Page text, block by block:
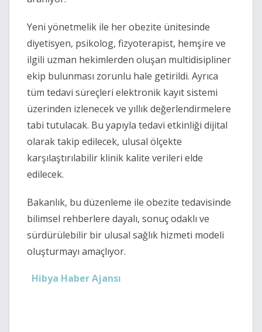
Yeni yönetmelik ile her obezite ünitesinde
diyetisyen, psikolog, fizyoterapist, hemşire ve
ilgili uzman hekimlerden oluşan multidisipliner
ekip bulunması zorunlu hale getirildi. Ayrıca
tüm tedavi süreçleri elektronik kayıt sistemi
üzerinden izlenecek ve yıllık değerlendirmelere
tabi tutulacak. Bu yapıyla tedavi etkinliği dijital
olarak takip edilecek, ulusal ölçekte
karşılaştırılabilir klinik kalite verileri elde
edilecek.
Bakanlık, bu düzenleme ile obezite tedavisinde
bilimsel rehberlere dayalı, sonuç odaklı ve
sürdürülebilir bir ulusal sağlık hizmeti modeli
oluşturmayı amaçlıyor.
Hibya Haber Ajansı